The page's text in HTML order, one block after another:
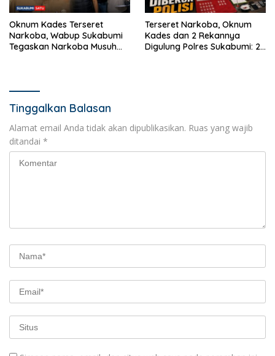
Oknum Kades Terseret
Narkoba, Wabup Sukabumi
Tegaskan Narkoba Musuh
Terseret Narkoba, Oknum
Kades dan 2 Rekannya
Digulung Polres Sukabumi: 28
Tinggalkan Balasan
Alamat email Anda tidak akan dipublikasikan. Ruas yang wajib
ditandai *